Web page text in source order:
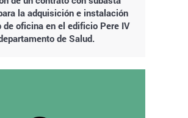
la adquisición e instalación
de oficina en el edificio Pere IV
de Salud.